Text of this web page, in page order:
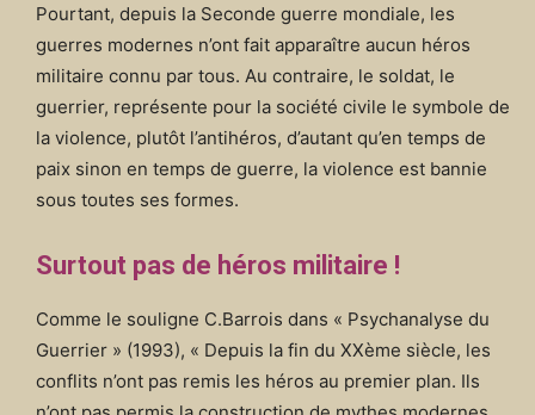
Pourtant, depuis la Seconde guerre mondiale, les
guerres modernes n’ont fait apparaître aucun héros
militaire connu par tous. Au contraire, le soldat, le
guerrier, représente pour la société civile le symbole de
la violence, plutôt l’antihéros, d’autant qu’en temps de
paix sinon en temps de guerre, la violence est bannie
sous toutes ses formes.
Surtout pas de héros militaire !
Comme le souligne C.Barrois dans « Psychanalyse du
Guerrier » (1993), « Depuis la fin du XXème siècle, les
conflits n’ont pas remis les héros au premier plan. Ils